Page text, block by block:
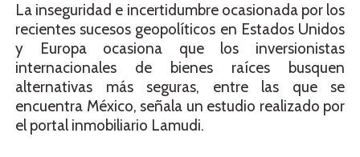
La inseguridad e incertidumbre ocasionada por los
recientes sucesos geopolíticos en Estados Unidos
y Europa ocasiona que los inversionistas
internacionales de bienes raíces busquen
alternativas más seguras, entre las que se
encuentra México, señala un estudio realizado por
el portal inmobiliario Lamudi.